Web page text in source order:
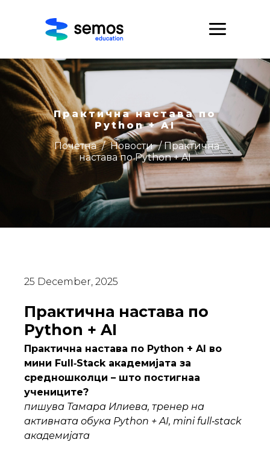
Практична настава по
Python + AI
Почетна / Новости / Практична
настава по Python + AI
25 December, 2025
Практична настава по
Python + AI
Практична настава по Python + AI во
мини Full‑Stack академијата за
средношколци – што постигнаа
учениците?
пишува Тамара Илиева, тренер на
активната обука Python + AI, mini full‑stack
академијата